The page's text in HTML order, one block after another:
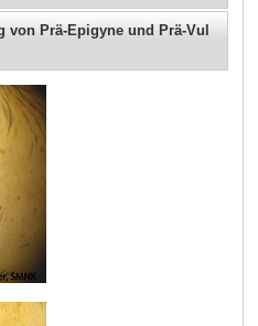
von Prä-Epigyne und Prä-Vul